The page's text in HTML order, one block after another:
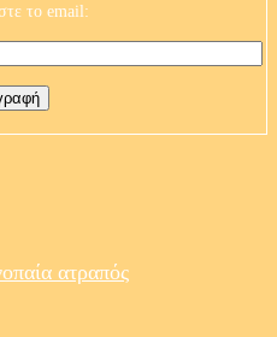
το email:
ατραπός